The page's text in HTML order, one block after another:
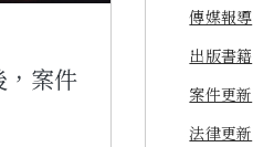
，案件
傳媒報導
出版書籍
案件更新
法律更新